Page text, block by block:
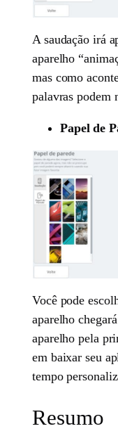
A saudação irá
aparelho
mas como
palavras podem
Papel de
Você pode
aparelho
aparelho pela
em baixar seu
tempo
Resumo